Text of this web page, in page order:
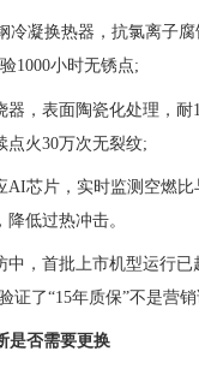
凝换热器，抗氯离子腐
1000小时无锈点;
，表面陶瓷化处理，耐
点火30万次无裂纹;
芯片，实时监测空燃比
低过热冲击。
，首批上市机型运行已
证了“15年质保”不是营销
是否需要更换